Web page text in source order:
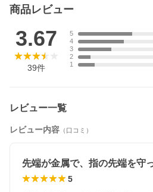
【メディア掲載情報】
介されました
■2019年6月25日 NHK 「まちかど情
本商品は「ゆうパケット：送料全国
かりました。
そこで指先
た。特許や
商品レビュー
3.67
39件
5
4
3
2
1
レビュー一覧
レビュー内容 （口コミ）
5